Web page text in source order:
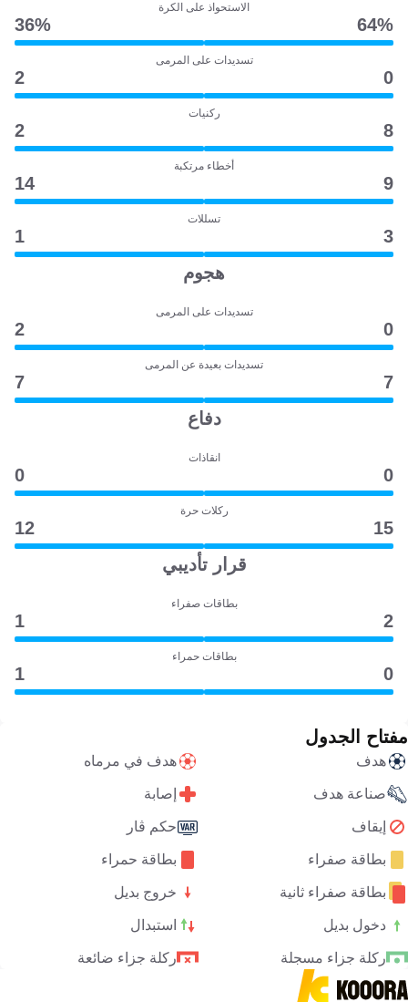
الاستحواذ على الكرة
64‎%‎
36‎%‎
تسديدات على المرمى
0
2
ركنيات
8
2
أخطاء مرتكبة
9
14
تسللات
3
1
هجوم
تسديدات على المرمى
0
2
تسديدات بعيدة عن المرمى
7
7
دفاع
انقاذات
0
0
ركلات حرة
15
12
قرار تأديبي
بطاقات صفراء
2
1
بطاقات حمراء
0
1
مفتاح الجدول
هدف هدف في مرماه
صناعة هدف إصابة
إيقاف حكم ڤار
بطاقة صفراء بطاقة حمراء
بطاقة صفراء ثانية خروج بديل
دخول بديل استبدال
ركلة جزاء مسجلة ركلة جزاء ضائعة